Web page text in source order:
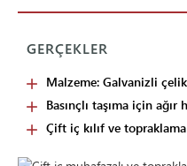
GERÇEKLER
Malzeme: Galvanizli
Basınçlı taşıma için
Çift iç kılıf ve topraklama